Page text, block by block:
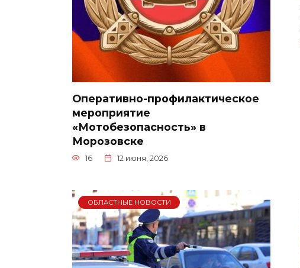
Оперативно-профилактическое
мероприятие
«Мотобезопасность» в
Морозовске
16 12 июня, 2026
ОБЛАСТНЫЕ НОВОСТИ